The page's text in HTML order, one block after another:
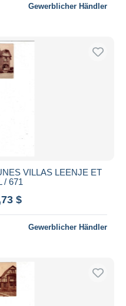
Gewerblicher Händler
VILLAS LEENJE ET
/ 671
$
Gewerblicher Händler